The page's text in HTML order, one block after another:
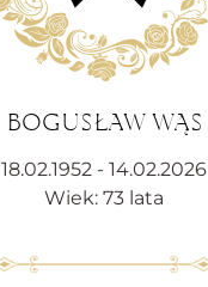
BOGUSŁAW WĄS
18.02.1952 - 14.02.2026
Wiek: 73 lata